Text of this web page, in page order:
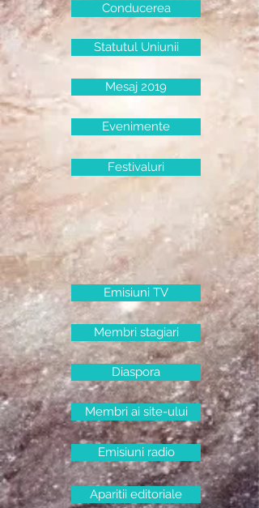
Conducerea
Statutul Uniunii
Mesaj 2019
Evenimente
Festivaluri
Emisiuni TV
Membri stagiari
Diaspora
Membri ai site-ului
Emisiuni radio
Aparitii editoriale